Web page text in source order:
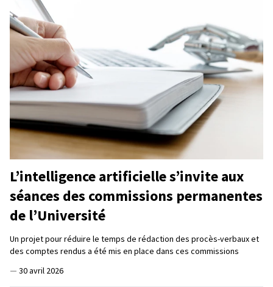
L’intelligence artificielle s’invite aux
séances des commissions permanentes
de l’Université
Un projet pour réduire le temps de rédaction des procès-verbaux et
des comptes rendus a été mis en place dans ces commissions
— 30 avril 2026